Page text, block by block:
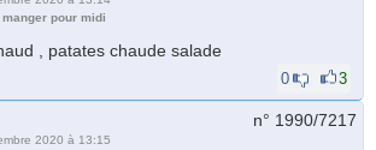
pour midi
, patates chaude salade
0 3
2020 à 13:15
n° 1990/7217